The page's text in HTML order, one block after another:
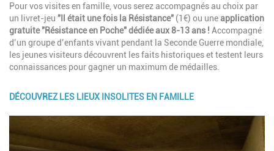
Pour vos visites en famille, vous serez accompagnés au choix par
un livret-jeu "Il était une fois la Résistance" (1€) ou uneapplication
gratuite "Résistance en Poche" dédiée aux 8-13 ans ! Accompagné
d’un groupe d’enfants vivant pendant la Seconde Guerre mondiale,
les jeunes visiteurs découvrent les faits historiques et testent leurs
connaissances pour gagner un maximum de médailles.
DÉCOUVREZ LES LIEUX INSOLITES EN FAMILLE